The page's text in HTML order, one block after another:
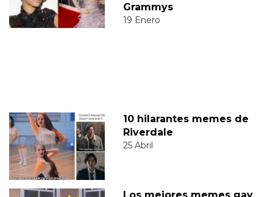
Grammys
19 Enero
10 hilarantes memes de
Riverdale
25 Abril